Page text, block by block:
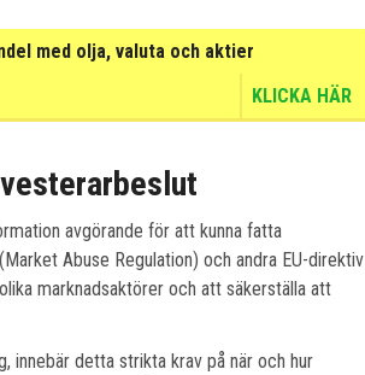
med olja, valuta och aktier
KLICKA HÄR
avgörande för att kunna fatta
Abuse Regulation) och andra EU-direktiv
marknadsaktörer och att säkerställa att
innebär detta strikta krav på när och hur